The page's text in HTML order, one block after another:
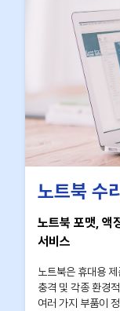
노트북 수리
노트북 포맷, 액
서비스
노트북은 휴대용
충격 및 각종 환경
여러 가지 부품이